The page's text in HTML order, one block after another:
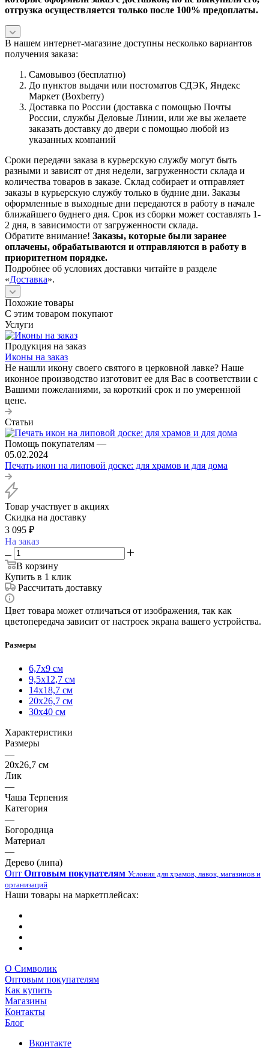
отгрузка осуществляется только после 100% предоплаты.
В нашем интернет-магазине доступны несколько вариантов
получения заказа:
Самовывоз (бесплатно)
До пунктов выдачи или постоматов СДЭК, Яндекс
Маркет (Boxberry)
Доставка по России (доставка с помощью Почты
России, службы Деловые Линии, или же вы желаете
заказать доставку до двери с помощью любой из
указанных компаний
Сроки передачи заказа в курьерскую службу могут быть
разными и зависят от дня недели, загруженности склада и
количества товаров в заказе. Склад собирает и отправляет
заказы в курьерскую службу только в будние дни. Заказы
оформленные в выходные дни передаются в работу в начале
ближайшего буднего дня. Срок из сборки может составлять 1-
2 дня, в зависимости от загруженности склада.
Обратите внимание! Заказы, которые были заранее
оплачены, обрабатываются и отправляются в работу в
приоритетном порядке.
Подробнее об условиях доставки читайте в разделе
«Доставка».
Похожие товары
С этим товаром покупают
Услуги
Продукция на заказ
Иконы на заказ
Не нашли икону своего святого в церковной лавке? Наше
иконное производство изготовит ее для Вас в соответствии с
Вашими пожеланиями, за короткий срок и по умеренной
цене.
Статьи
Помощь покупателям —
05.02.2024
Печать икон на липовой доске: для храмов и для дома
Товар участвует в акциях
Скидка на доставку
3 095 ₽
На заказ
В корзину
Купить в 1 клик
Рассчитать доставку
Цвет товара может отличаться от изображения, так как
цветопередача зависит от настроек экрана вашего устройства.
Размеры
6,7х9 см
9,5х12,7 см
14х18,7 см
20х26,7 см
30х40 см
Характеристики
Размеры
—
20х26,7 см
Лик
—
Чаша Терпения
Категория
—
Богородица
Материал
—
Дерево (липа)
Опт Оптовым покупателям Условия для храмов, лавок, магазинов и
организаций
Наши товары на маркетплейсах:
О Символик
Оптовым покупателям
Как купить
Магазины
Контакты
Блог
Вконтакте